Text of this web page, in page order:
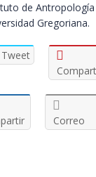
de
Gregoriana.
Tweet
Correo